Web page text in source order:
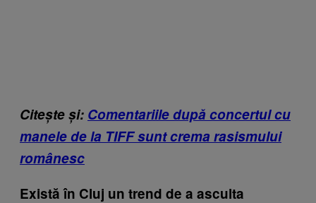
Citește și: Comentariile după concertul cu
manele de la TIFF sunt crema rasismului
românesc
Există în Cluj un trend de a asculta